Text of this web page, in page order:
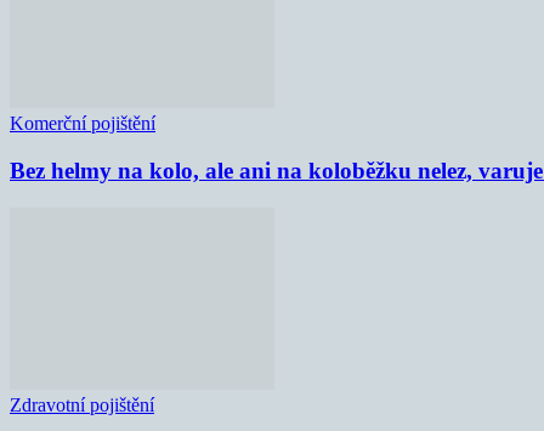
Komerční pojištění
Bez helmy na kolo, ale ani na koloběžku nelez,
Zdravotní pojištění